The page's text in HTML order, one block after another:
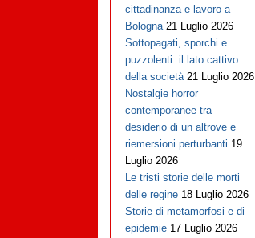
cittadinanza e lavoro a
Bologna 21 Luglio 2026
Sottopagati, sporchi e
puzzolenti: il lato cattivo
della società 21 Luglio 2026
Nostalgie horror
contemporanee tra
desiderio di un altrove e
riemersioni perturbanti 19
Luglio 2026
Le tristi storie delle morti
delle regine 18 Luglio 2026
Storie di metamorfosi e di
epidemie 17 Luglio 2026